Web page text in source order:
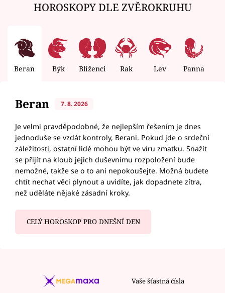
HOROSKOPY DLE ZVĚROKRUHU
Beran Býk Blíženci Rak Lev Panna
Beran 7. 8. 2026
Je velmi pravděpodobné, že nejlepším řešením je dnes
jednoduše se vzdát kontroly, Berani. Pokud jde o srdeční
záležitosti, ostatní lidé mohou být ve víru zmatku. Snažit
se přijít na kloub jejich duševnímu rozpoložení bude
nemožné, takže se o to ani nepokoušejte. Možná budete
chtít nechat věci plynout a uvidíte, jak dopadnete zítra,
než uděláte nějaké zásadní kroky.
CELÝ HOROSKOP PRO DNEŠNÍ DEN
Vaše šťastná čísla